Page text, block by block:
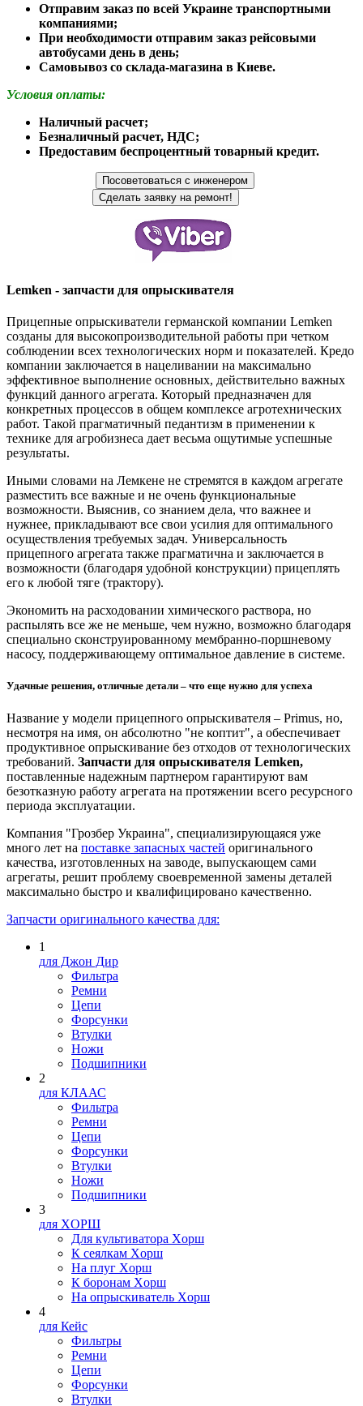
Отправим заказ по всей Украине транспортными
компаниями;
При необходимости отправим заказ рейсовыми
автобусами день в день;
Самовывоз со склада-магазина в Киеве.
Условия оплаты:
Наличный расчет;
Безналичный расчет, НДС;
Предоставим беспроцентный товарный кредит.
Lemken - запчасти для опрыскивателя
Прицепные опрыскиватели германской компании Lemken
созданы для высокопроизводительной работы при четком
соблюдении всех технологических норм и показателей. Кредо
компании заключается в нацеливании на максимально
эффективное выполнение основных, действительно важных
функций данного агрегата. Который предназначен для
конкретных процессов в общем комплексе агротехнических
работ. Такой прагматичный педантизм в применении к
технике для агробизнеса дает весьма ощутимые успешные
результаты.
Иными словами на Лемкене не стремятся в каждом агрегате
разместить все важные и не очень функциональные
возможности. Выяснив, со знанием дела, что важнее и
нужнее, прикладывают все свои усилия для оптимального
осуществления требуемых задач. Универсальность
прицепного агрегата также прагматична и заключается в
возможности (благодаря удобной конструкции) прицеплять
его к любой тяге (трактору).
Экономить на расходовании химического раствора, но
распылять все же не меньше, чем нужно, возможно благодаря
специально сконструированному мембранно-поршневому
насосу, поддерживающему оптимальное давление в системе.
Удачные решения, отличные детали – что еще нужно для успеха
Название у модели прицепного опрыскивателя – Primus, но,
несмотря на имя, он абсолютно "не коптит", а обеспечивает
продуктивное опрыскивание без отходов от технологических
требований. Запчасти для опрыскивателя Lemken,
поставленные надежным партнером гарантируют вам
безотказную работу агрегата на протяжении всего ресурсного
периода эксплуатации.
Компания "Грозбер Украина", специализирующаяся уже
много лет на поставке запасных частей оригинального
качества, изготовленных на заводе, выпускающем сами
агрегаты, решит проблему своевременной замены деталей
максимально быстро и квалифицировано качественно.
Запчасти оригинального качества для:
1
для Джон Дир
Фильтра
Ремни
Цепи
Форсунки
Втулки
Ножи
Подшипники
2
для КЛААС
Фильтра
Ремни
Цепи
Форсунки
Втулки
Ножи
Подшипники
3
для XOPШ
Для культиватора Xopш
К сеялкам Xopш
На плуг Xopш
К боронам Xopш
На опрыскиватель Xopш
4
для Кейс
Фильтры
Ремни
Цепи
Форсунки
Втулки